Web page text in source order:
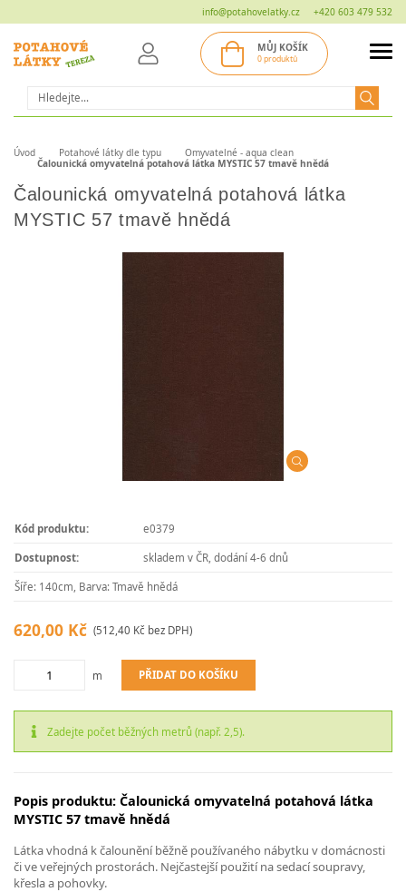
info@potahovelatky.cz +420 603 479 532
Hledat
MŮJ KOŠÍK
0 produktů
Úvod Potahové látky dle typu
Omyvatelné - aqua clean
Čalounická omyvatelná potahová látka MYSTIC 57 tmavě hnědá
Čalounická omyvatelná potahová látka
MYSTIC 57 tmavě hnědá
Kód produktu: e0379
Dostupnost: skladem v ČR, dodání 4-6 dnů
Šíře: 140cm, Barva: Tmavě hnědá
620,00 Kč (512,40 Kč bez DPH)
m PŘIDAT DO KOŠÍKU
Zadejte počet běžných metrů (např. 2,5).
Popis produktu: Čalounická omyvatelná potahová látka
MYSTIC 57 tmavě hnědá
Látka vhodná k čalounění běžně používaného nábytku v domácnosti
či ve veřejných prostorách. Nejčastejší použití na sedací soupravy,
křesla a pohovky.